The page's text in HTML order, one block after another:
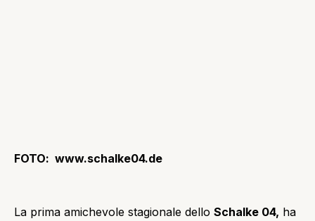
FOTO: www.schalke04.de
La prima amichevole stagionale dello Schalke 04, ha